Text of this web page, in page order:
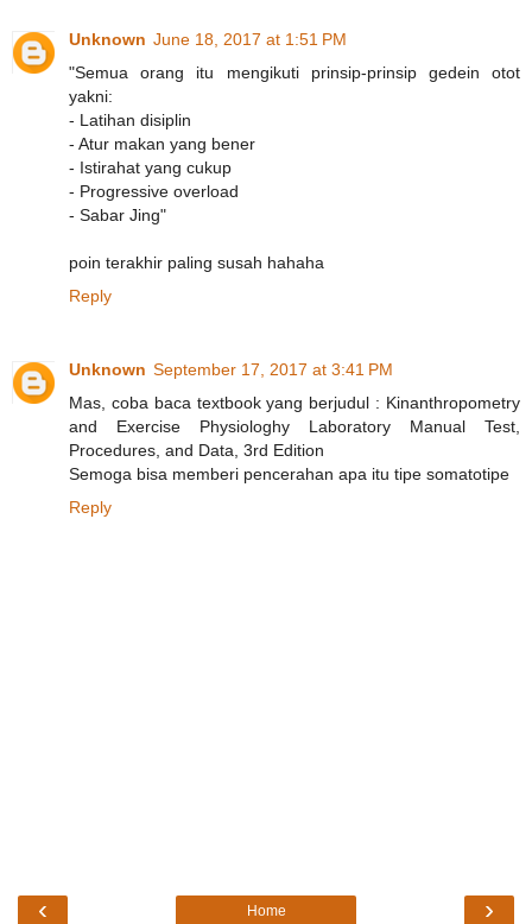
Unknown June 18, 2017 at 1:51 PM
"Semua orang itu mengikuti prinsip-prinsip gedein otot
yakni:
- Latihan disiplin
- Atur makan yang bener
- Istirahat yang cukup
- Progressive overload
- Sabar Jing"
poin terakhir paling susah hahaha
Reply
Unknown September 17, 2017 at 3:41 PM
Mas, coba baca textbook yang berjudul : Kinanthropometry
and Exercise Physiologhy Laboratory Manual Test,
Procedures, and Data, 3rd Edition
Semoga bisa memberi pencerahan apa itu tipe somatotipe
Reply
‹ ›
Home